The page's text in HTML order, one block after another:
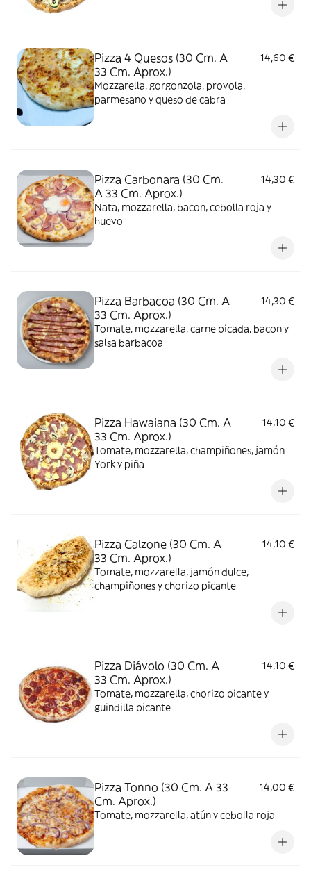
Pizza 4 Quesos (30 Cm. A
33 Cm. Aprox.)
14,60 €
Mozzarella, gorgonzola, provola,
parmesano y queso de cabra
Pizza Carbonara (30 Cm.
A 33 Cm. Aprox.)
14,30 €
Nata, mozzarella, bacon, cebolla roja y
huevo
Pizza Barbacoa (30 Cm. A
33 Cm. Aprox.)
14,30 €
Tomate, mozzarella, carne picada, bacon y
salsa barbacoa
Pizza Hawaiana (30 Cm. A
33 Cm. Aprox.)
14,10 €
Tomate, mozzarella, champiñones, jamón
York y piña
Pizza Calzone (30 Cm. A
33 Cm. Aprox.)
14,10 €
Tomate, mozzarella, jamón dulce,
champiñones y chorizo picante
Pizza Diávolo (30 Cm. A
33 Cm. Aprox.)
14,10 €
Tomate, mozzarella, chorizo picante y
guindilla picante
Pizza Tonno (30 Cm. A 33
Cm. Aprox.)
14,00 €
Tomate, mozzarella, atún y cebolla roja